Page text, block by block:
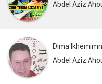
Dima Ikhemimn